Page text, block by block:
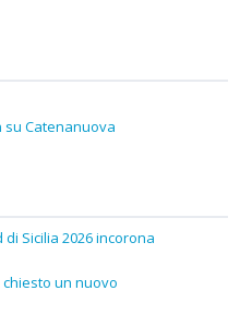
su Catenanuova
Sicilia 2026 incorona
un nuovo